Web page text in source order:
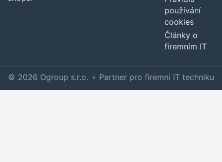
používání
cookies
Články o
firemním IT
© 2026 Ogroup s.r.o. • Partner pro firemní IT techniku